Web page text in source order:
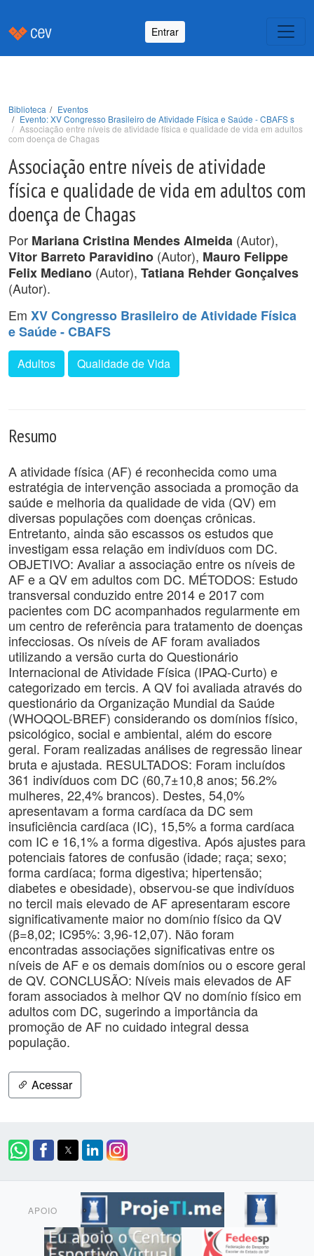
Entrar
Biblioteca
Eventos
Evento: XV Congresso Brasileiro de Atividade Física e Saúde - CBAFS s
Associação entre níveis de atividade física e qualidade de vida em adultos
com doença de Chagas
Associação entre níveis de atividade
física e qualidade de vida em adultos com
doença de Chagas
Por Mariana Cristina Mendes Almeida (Autor),
Vitor Barreto Paravidino (Autor), Mauro Felippe
Felix Mediano (Autor), Tatiana Rehder Gonçalves
(Autor).
Em XV Congresso Brasileiro de Atividade Física
e Saúde - CBAFS
Adultos Qualidade de Vida
Resumo
A atividade física (AF) é reconhecida como uma
estratégia de intervenção associada a promoção da
saúde e melhoria da qualidade de vida (QV) em
diversas populações com doenças crônicas.
Entretanto, ainda são escassos os estudos que
investigam essa relação em indivíduos com DC.
OBJETIVO: Avaliar a associação entre os níveis de
AF e a QV em adultos com DC. MÉTODOS: Estudo
transversal conduzido entre 2014 e 2017 com
pacientes com DC acompanhados regularmente em
um centro de referência para tratamento de doenças
infecciosas. Os níveis de AF foram avaliados
utilizando a versão curta do Questionário
Internacional de Atividade Física (IPAQ-Curto) e
categorizado em tercis. A QV foi avaliada através do
questionário da Organização Mundial da Saúde
(WHOQOL-BREF) considerando os domínios físico,
psicológico, social e ambiental, além do escore
geral. Foram realizadas análises de regressão linear
bruta e ajustada. RESULTADOS: Foram incluídos
361 indivíduos com DC (60,7±10,8 anos; 56.2%
mulheres, 22,4% brancos). Destes, 54,0%
apresentavam a forma cardíaca da DC sem
insuficiência cardíaca (IC), 15,5% a forma cardíaca
com IC e 16,1% a forma digestiva. Após ajustes para
potenciais fatores de confusão (idade; raça; sexo;
forma cardíaca; forma digestiva; hipertensão;
diabetes e obesidade), observou-se que indivíduos
no tercil mais elevado de AF apresentaram escore
significativamente maior no domínio físico da QV
(β=8,02; IC95%: 3,96-12,07). Não foram
encontradas associações significativas entre os
níveis de AF e os demais domínios ou o escore geral
de QV. CONCLUSÃO: Níveis mais elevados de AF
foram associados à melhor QV no domínio físico em
adultos com DC, sugerindo a importância da
promoção de AF no cuidado integral dessa
população.
Acessar
APOIO